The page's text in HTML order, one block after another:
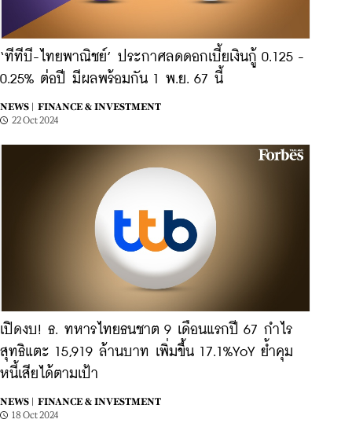
‘ทีทีบี-ไทยพาณิชย์’ ประกาศลดดอกเบี้ยเงินกู้ 0.125 -
0.25% ต่อปี มีผลพร้อมกัน 1 พ.ย. 67 นี้
NEWS |
FINANCE & INVESTMENT
22 Oct 2024
เปิดงบ! ธ. ทหารไทยธนชาต 9 เดือนแรกปี 67 กำไร
สุทธิแตะ 15,919 ล้านบาท เพิ่มขึ้น 17.1%YoY ย้ำคุม
หนี้เสียได้ตามเป้า
NEWS |
FINANCE & INVESTMENT
18 Oct 2024